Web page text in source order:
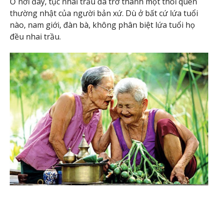
thường nhật của người bản xứ. Dù ở bất cứ lứa tuổi
nào, nam giới, đàn bà, không phân biệt lứa tuổi họ
đều nhai trầu.